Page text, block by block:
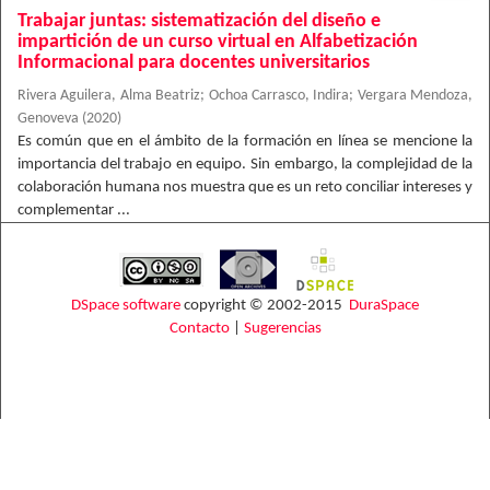
Trabajar juntas: sistematización del diseño e
impartición de un curso virtual en Alfabetización
Informacional para docentes universitarios
Rivera Aguilera, Alma Beatriz; Ochoa Carrasco, Indira; Vergara Mendoza,
Genoveva (2020)
Es común que en el ámbito de la formación en línea se mencione la
importancia del trabajo en equipo. Sin embargo, la complejidad de la
colaboración humana nos muestra que es un reto conciliar intereses y
complementar ...
DSpace software copyright © 2002-2015 DuraSpace
Contacto| Sugerencias